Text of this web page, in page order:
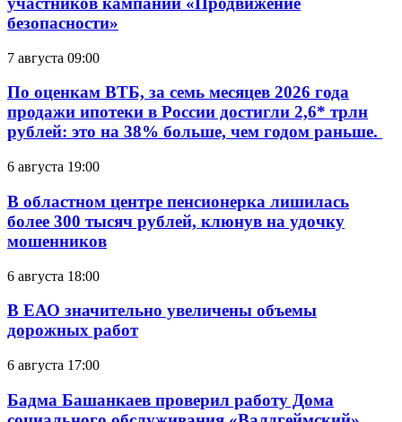
безопасности»
7 августа 09:00
По оценкам ВТБ, за семь месяцев 2026 года
продажи ипотеки в России достигли 2,6* трлн
рублей: это на 38% больше, чем годом раньше.
6 августа 19:00
В областном центре пенсионерка лишилась
более 300 тысяч рублей, клюнув на удочку
мошенников
6 августа 18:00
В ЕАО значительно увеличены объемы
дорожных работ
6 августа 17:00
Бадма Башанкаев проверил работу Дома